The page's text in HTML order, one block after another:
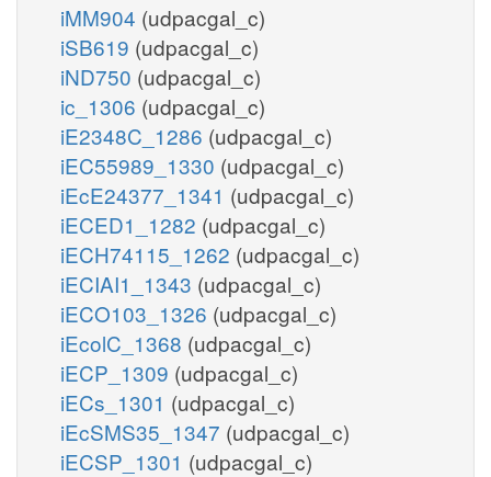
iMM904 (udpacgal_c)
iSB619 (udpacgal_c)
iND750 (udpacgal_c)
ic_1306 (udpacgal_c)
iE2348C_1286 (udpacgal_c)
iEC55989_1330 (udpacgal_c)
iEcE24377_1341 (udpacgal_c)
iECED1_1282 (udpacgal_c)
iECH74115_1262 (udpacgal_c)
iECIAI1_1343 (udpacgal_c)
iECO103_1326 (udpacgal_c)
iEcolC_1368 (udpacgal_c)
iECP_1309 (udpacgal_c)
iECs_1301 (udpacgal_c)
iEcSMS35_1347 (udpacgal_c)
iECSP_1301 (udpacgal_c)